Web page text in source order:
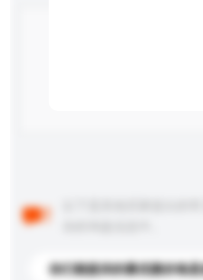
你们能提供的最优惠价格是